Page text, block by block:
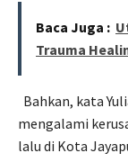
Baca Juga :
Trauma
Bahkan, kata
mengalami
lalu di Kota